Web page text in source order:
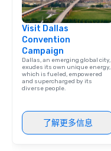
Visit Dallas
Convention
Campaign
Dallas, an emerging global city,
exudes its own unique energy,
which is fueled, empowered
and supercharged by its
diverse people.
了解更多信息